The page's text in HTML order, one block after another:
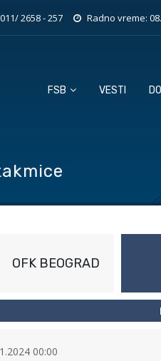
011/ 2658 - 257 Radno vreme:
FSB VESTI
OFK BEOGRAD
00:00